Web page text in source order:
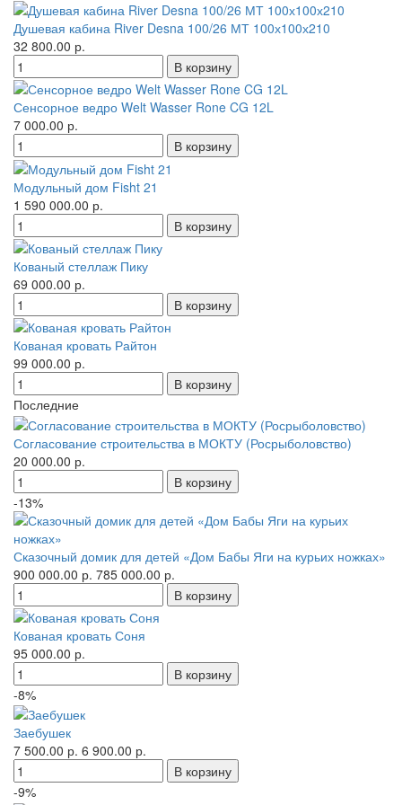
Душевая кабина River Desna 100/26 МТ 100х100х210
32 800.00 р.
Сенсорное ведро Welt Wasser Rone CG 12L
7 000.00 р.
Модульный дом Fisht 21
1 590 000.00 р.
Кованый стеллаж Пику
69 000.00 р.
Кованая кровать Райтон
99 000.00 р.
Последние
Согласование строительства в МОКТУ (Росрыболовство)
20 000.00 р.
-13%
Сказочный домик для детей «Дом Бабы Яги на курьих ножках»
900 000.00 р. 785 000.00 р.
Кованая кровать Соня
95 000.00 р.
-8%
Заебушек
7 500.00 р. 6 900.00 р.
-9%